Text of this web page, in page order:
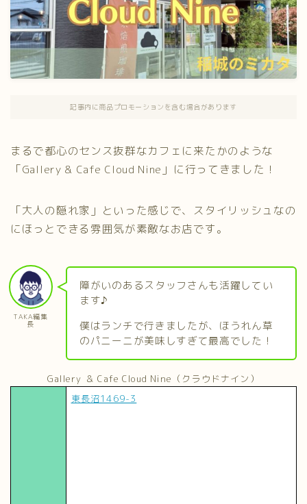
記事内に商品プロモーションを含む場合があります
まるで都心のセンス抜群なカフェに来たかのような
「Gallery & Cafe Cloud Nine」に行ってきました！
「大人の隠れ家」といった感じで、スタイリッシュなの
にほっとできる雰囲気が素敵なお店です。
TAKA編集
長
障がいのあるスタッフさんも活躍してい
ます♪
僕はランチで行きましたが、ほうれん草
のパニーニが美味しすぎて最高でした！
Gallery ＆ Cafe Cloud Nine（クラウドナイン）
東長沼1469-3